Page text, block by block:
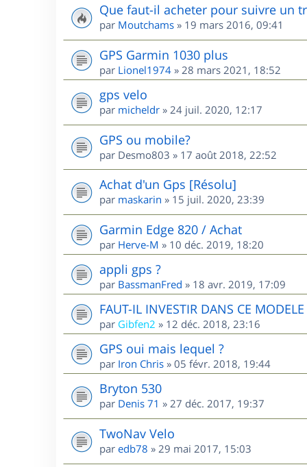
Que faut-il acheter pour suivre un
par Moutchams » 19 mars 2016, 09:41
GPS Garmin 1030 plus
par Lionel1974 » 28 mars 2021, 18:52
gps velo
par micheldr » 24 juil. 2020, 12:17
GPS ou mobile?
par Desmo803 » 17 août 2018, 22:52
Achat d'un Gps [Résolu]
par maskarin » 15 juil. 2020, 23:39
Garmin Edge 820 / Achat
par Herve-M » 10 déc. 2019, 18:20
appli gps ?
par BassmanFred » 18 avr. 2019, 17:09
FAUT-IL INVESTIR DANS CE
par Gibfen2 » 12 déc. 2018, 23:16
GPS oui mais lequel ?
par Iron Chris » 05 févr. 2018, 19:44
Bryton 530
par Denis 71 » 27 déc. 2017, 19:37
TwoNav Velo
par edb78 » 29 mai 2017, 15:03